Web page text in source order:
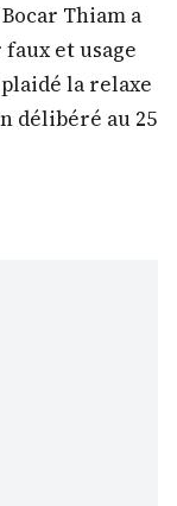
Thiam a
et usage
la relaxe
délibéré au 25